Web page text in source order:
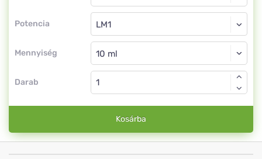
Potencia
Oldat
LM1
Mennyiség
Oldat
Darab
Kosárba